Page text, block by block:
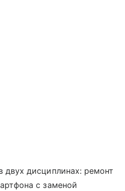
двух дисциплинах: ремонт
с заменой